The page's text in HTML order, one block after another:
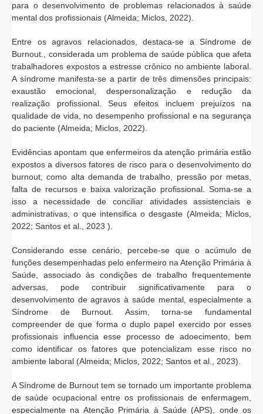
para o desenvolvimento de problemas relacionados à saúde
mental dos profissionais (Almeida; Miclos, 2022).
Entre os agravos relacionados, destaca-se a Síndrome de
Burnout., considerada um problema de saúde pública que afeta
trabalhadores expostos a estresse crônico no ambiente laboral.
A síndrome manifesta-se a partir de três dimensões principais:
exaustão emocional, despersonalização e redução da
realização profissional. Seus efeitos incluem prejuízos na
qualidade de vida, no desempenho profissional e na segurança
do paciente (Almeida; Miclos, 2022).
Evidências apontam que enfermeiros da atenção primária estão
expostos a diversos fatores de risco para o desenvolvimento do
burnout, como alta demanda de trabalho, pressão por metas,
falta de recursos e baixa valorização profissional. Soma-se a
isso a necessidade de conciliar atividades assistenciais e
administrativas, o que intensifica o desgaste (Almeida; Miclos,
2022; Santos et al., 2023 ).
Considerando esse cenário, percebe-se que o acúmulo de
funções desempenhadas pelo enfermeiro na Atenção Primária à
Saúde, associado às condições de trabalho frequentemente
adversas, pode contribuir significativamente para o
desenvolvimento de agravos à saúde mental, especialmente a
Síndrome de Burnout. Assim, torna-se fundamental
compreender de que forma o duplo papel exercido por esses
profissionais influencia esse processo de adoecimento, bem
como identificar os fatores que potencializam esse risco no
ambiente laboral (Almeida; Miclos, 2022; Santos et al., 2023).
A Síndrome de Burnout tem se tornado um importante problema
de saúde ocupacional entre os profissionais de enfermagem,
especialmente na Atenção Primária à Saúde (APS), onde os